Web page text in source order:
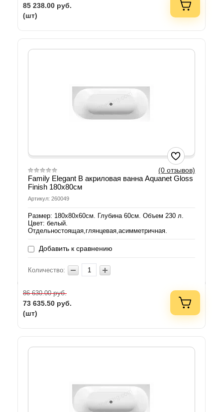
85 238.00 руб.
(шт)
(0 отзывов)
Family Elegant B акриловая ванна Aquanet Gloss
Finish 180х80см
Артикул: 260049
Размер: 180х80х60см. Глубина 60см. Объем 230 л.
Цвет: белый.
Отдельностоящая,глянцевая,асимметричная.
Добавить к сравнению
Количество:
86 630.00руб.
73 635.50 руб.
(шт)